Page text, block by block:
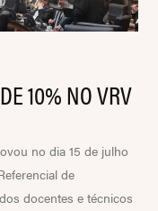
10% NO VRV
no dia 15 de julho
de
docentes e técnicos